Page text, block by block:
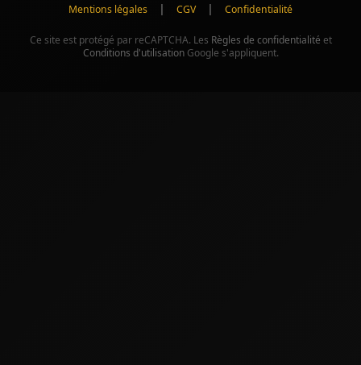
Mentions légales | CGV | Confidentialité
Ce site est protégé par reCAPTCHA. Les Règles de confidentialité et
Conditions d'utilisationGoogle s'appliquent.